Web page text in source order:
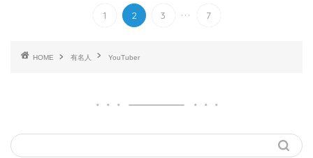
1 2 3 ... 7
HOME 有名人 YouTuber